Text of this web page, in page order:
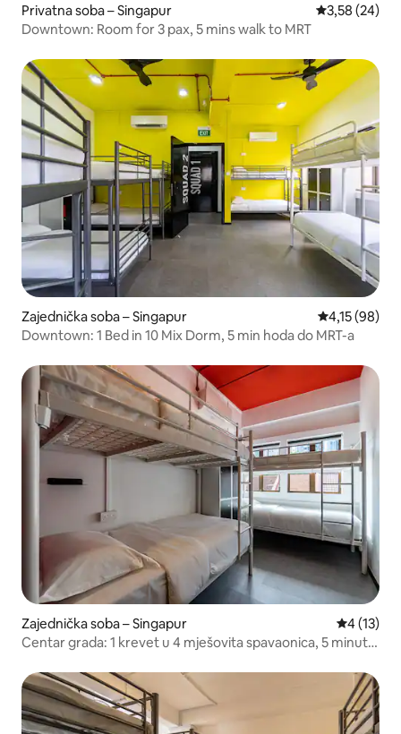
Privatna soba – Singapur Prosječna
3,58 (24)
Downtown: Room for 3 pax, 5 mins walk to MRT
Zajednička soba – Singapur Prosječna
4,15 (98)
Downtown: 1 Bed in 10 Mix Dorm, 5 min hoda do MRT-a
Zajednička soba – Singapur Prosječna
4 (13)
Centar grada: 1 krevet u 4 mješovita spavaonica, 5 minuta